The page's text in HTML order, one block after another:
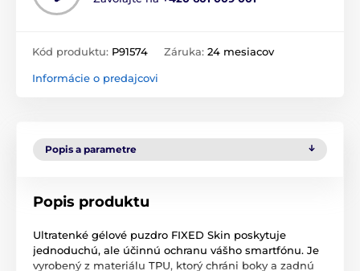
Kód produktu: P91574 Záruka: 24 mesiacov
Informácie o predajcovi
Popis a parametre
Popis produktu
Ultratenké gélové puzdro FIXED Skin poskytuje
jednoduchú, ale účinnú ochranu vášho smartfónu. Je
vyrobený z materiálu TPU, ktorý chráni boky a zadnú